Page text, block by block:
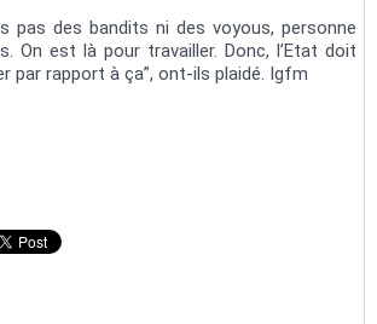
pas des bandits ni des voyous, personne
On est là pour travailler. Donc, l’Etat doit
par rapport à ça”, ont-ils plaidé. Igfm